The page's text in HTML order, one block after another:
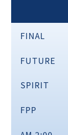
FINAL
FUTURE
SPIRIT
FPP